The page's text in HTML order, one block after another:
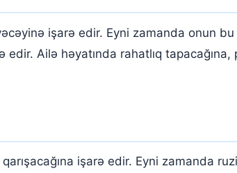
işarə edir. Eyni zamanda onun
Ailə həyatında rahatlıq
işarə edir. Eyni zamanda